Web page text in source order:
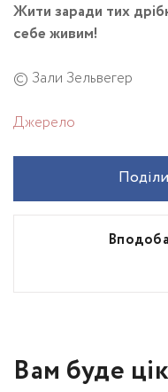
Жити заради тих
себе живим!
© Зали Зельвегер
Джерело
Вам буде